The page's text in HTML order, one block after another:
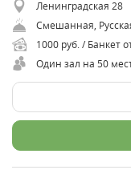
Ленинградская 28
Cмешанная,
1000 руб. / Банкет
Один зал на 50